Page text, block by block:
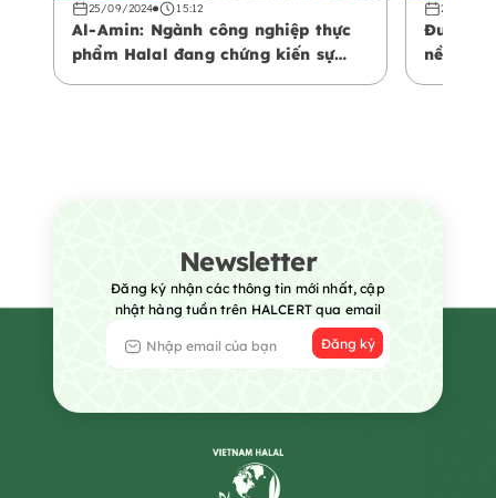
25/09/2024 15:12
Al-Amin: Ngành công nghiệp thực
phẩm Halal đang chứng kiến sự
25/09/
Được
nền
Newsletter
Đăng ký nhận các thông tin mới nhất, cập
nhật hàng tuần trên HALCERT qua email
Đăng ký